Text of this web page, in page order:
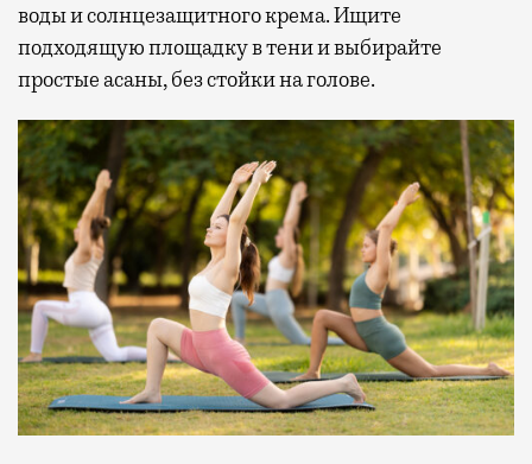
воды и солнцезащитного крема. Ищите
подходящую площадку в тени и выбирайте
простые асаны, без стойки на голове.